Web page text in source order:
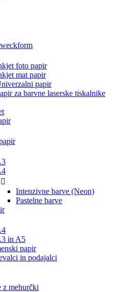
foto papir
mat papir
papir
za barvne laserske tiskalnike

Intenzivne barve (Neon)
Pastelne barve
in A5
papir
in podajalci
z mehurčki